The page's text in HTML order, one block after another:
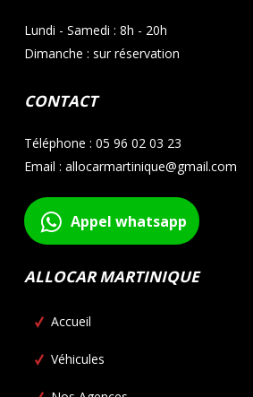
Lundi - Samedi : 8h - 20h
Dimanche : sur réservation
CONTACT
Téléphone : 05 96 02 03 23
Email : allocarmartinique@gmail.com
Appel whatsapp
ALLOCAR MARTINIQUE
Accueil
Véhicules